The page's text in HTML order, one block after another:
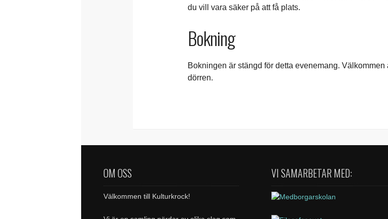
du vill vara säker på att få plats.
Bokning
Bokningen är stängd för detta evenemang. Välkommen
dörren.
OM OSS
Välkommen till Kulturkrock!
VI SAMARBETAR MED: